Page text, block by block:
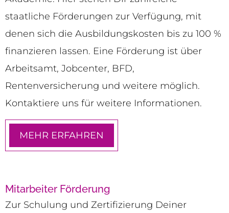
staatliche Förderungen zur Verfügung, mit
denen sich die Ausbildungskosten bis zu 100 %
finanzieren lassen. Eine Förderung ist über
Arbeitsamt, Jobcenter, BFD,
Rentenversicherung und weitere möglich.
Kontaktiere uns für weitere Informationen.
MEHR ERFAHREN
Mitarbeiter Förderung
Zur Schulung und Zertifizierung Deiner